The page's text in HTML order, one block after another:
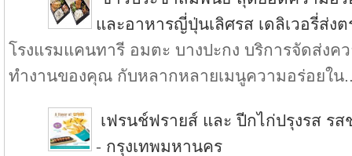
และอาหารญี่ปุ่นเลิศรส เดลิเวอรี่ส่ง
โรงแรมแคนทารี อมตะ บางปะกง บริการจัดส่งค
ทำงานของคุณ กับหลากหลายเมนูความอร่อยใน
เฟรนช์ฟรายส์ และ ปีกไก่ปรุงรส รส
- กรุงเทพมหานคร